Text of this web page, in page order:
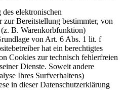
elektronischen
Bereitstellung bestimmter, von
B. Warenkorbfunktion)
von Art. 6 Abs. 1 lit. f
hat ein berechtigtes
Cookies zur technisch fehlerfreien
Dienste. Soweit andere
Ihres Surfverhaltens)
in dieser Datenschutzerklärung